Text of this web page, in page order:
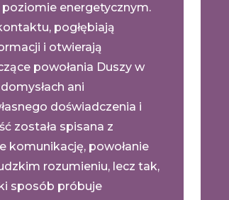
poziomie energetycznym.
pogłębiają
i otwierają
powołania Duszy w
ani
doświadczenia i
została spisana z
komunikację, powołanie
rozumieniu, lecz tak,
sposób próbuje